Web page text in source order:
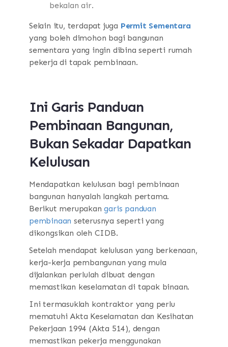
bekalan air.
Selain itu, terdapat juga Permit Sementara
yang boleh dimohon bagi bangunan
sementara yang ingin dibina seperti rumah
pekerja di tapak pembinaan.
Ini Garis Panduan
Pembinaan Bangunan,
Bukan Sekadar Dapatkan
Kelulusan
Mendapatkan kelulusan bagi pembinaan
bangunan hanyalah langkah pertama.
Berikut merupakangaris panduan
pembinaan seterusnya seperti yang
dikongsikan oleh CIDB.
Setelah mendapat kelulusan yang berkenaan,
kerja-kerja pembangunan yang mula
dijalankan perlulah dibuat dengan
memastikan keselamatan di tapak binaan.
Ini termasuklah kontraktor yang perlu
mematuhi Akta Keselamatan dan Kesihatan
Pekerjaan 1994 (Akta 514), dengan
memastikan pekerja menggunakan